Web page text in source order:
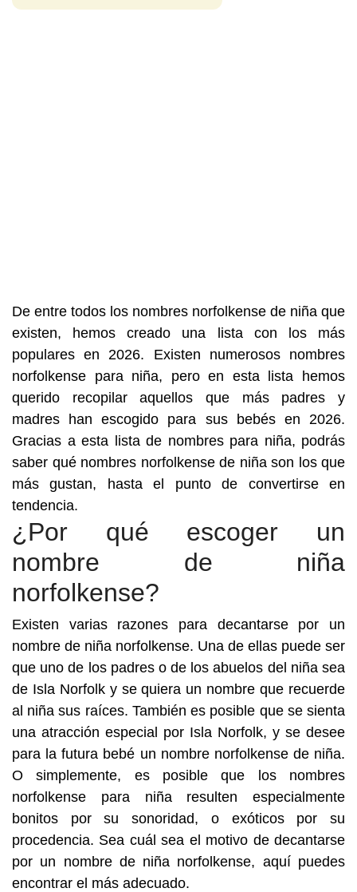
De entre todos los nombres norfolkense de niña que
existen, hemos creado una lista con los más
populares en 2026. Existen numerosos nombres
norfolkense para niña, pero en esta lista hemos
querido recopilar aquellos que más padres y
madres han escogido para sus bebés en 2026.
Gracias a esta lista de nombres para niña, podrás
saber qué nombres norfolkense de niña son los que
más gustan, hasta el punto de convertirse en
tendencia.
¿Por qué escoger un
nombre de niña
norfolkense?
Existen varias razones para decantarse por un
nombre de niña norfolkense. Una de ellas puede ser
que uno de los padres o de los abuelos del niña sea
de Isla Norfolk y se quiera un nombre que recuerde
al niña sus raíces. También es posible que se sienta
una atracción especial por Isla Norfolk, y se desee
para la futura bebé un nombre norfolkense de niña.
O simplemente, es posible que los nombres
norfolkense para niña resulten especialmente
bonitos por su sonoridad, o exóticos por su
procedencia. Sea cuál sea el motivo de decantarse
por un nombre de niña norfolkense, aquí puedes
encontrar el más adecuado.